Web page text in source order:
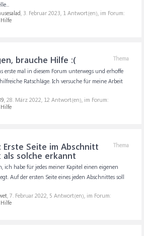
, 3. Februar 2023, 1 Antwort(en), im Forum:
Thema
brauche Hilfe :(
erste mal in diesem Forum unterwegs und erhoffe
Ratschläge. Ich versuche für meine Arbeit
, 28. März 2022, 12 Antwort(en), im Forum:
Thema
Erste Seite im Abschnitt
solche erkannt
ich habe für jedes meiner Kapitel einen eigenen
Auf der ersten Seite eines jeden Abschnittes soll
, 7. Februar 2022, 5 Antwort(en), im Forum: